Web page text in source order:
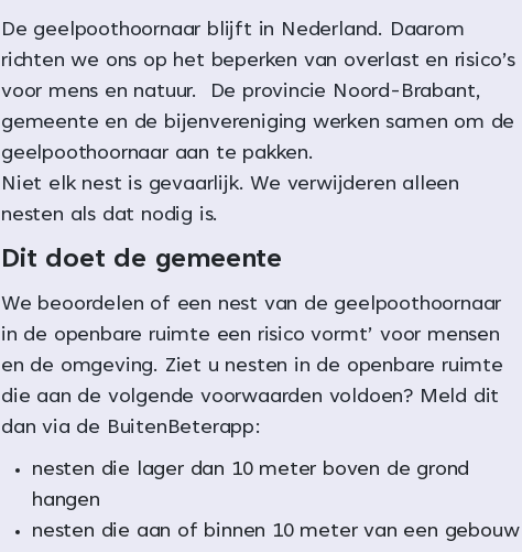
De geelpoothoornaar blijft in Nederland. Daarom
richten we ons op het beperken van overlast en risico’s
voor mens en natuur. De provincie Noord-Brabant,
gemeente en de bijenvereniging werken samen om de
geelpoothoornaar aan te pakken.
Niet elk nest is gevaarlijk. We verwijderen alleen
nesten als dat nodig is.
Dit doet de gemeente
We beoordelen of een nest van de geelpoothoornaar
in de openbare ruimte een risico vormt’ voor mensen
en de omgeving. Ziet u nesten in de openbare ruimte
die aan de volgende voorwaarden voldoen? Meld dit
dan via de BuitenBeterapp:
nesten die lager dan 10 meter boven de grond
hangen
nesten die aan of binnen 10 meter van een gebouw